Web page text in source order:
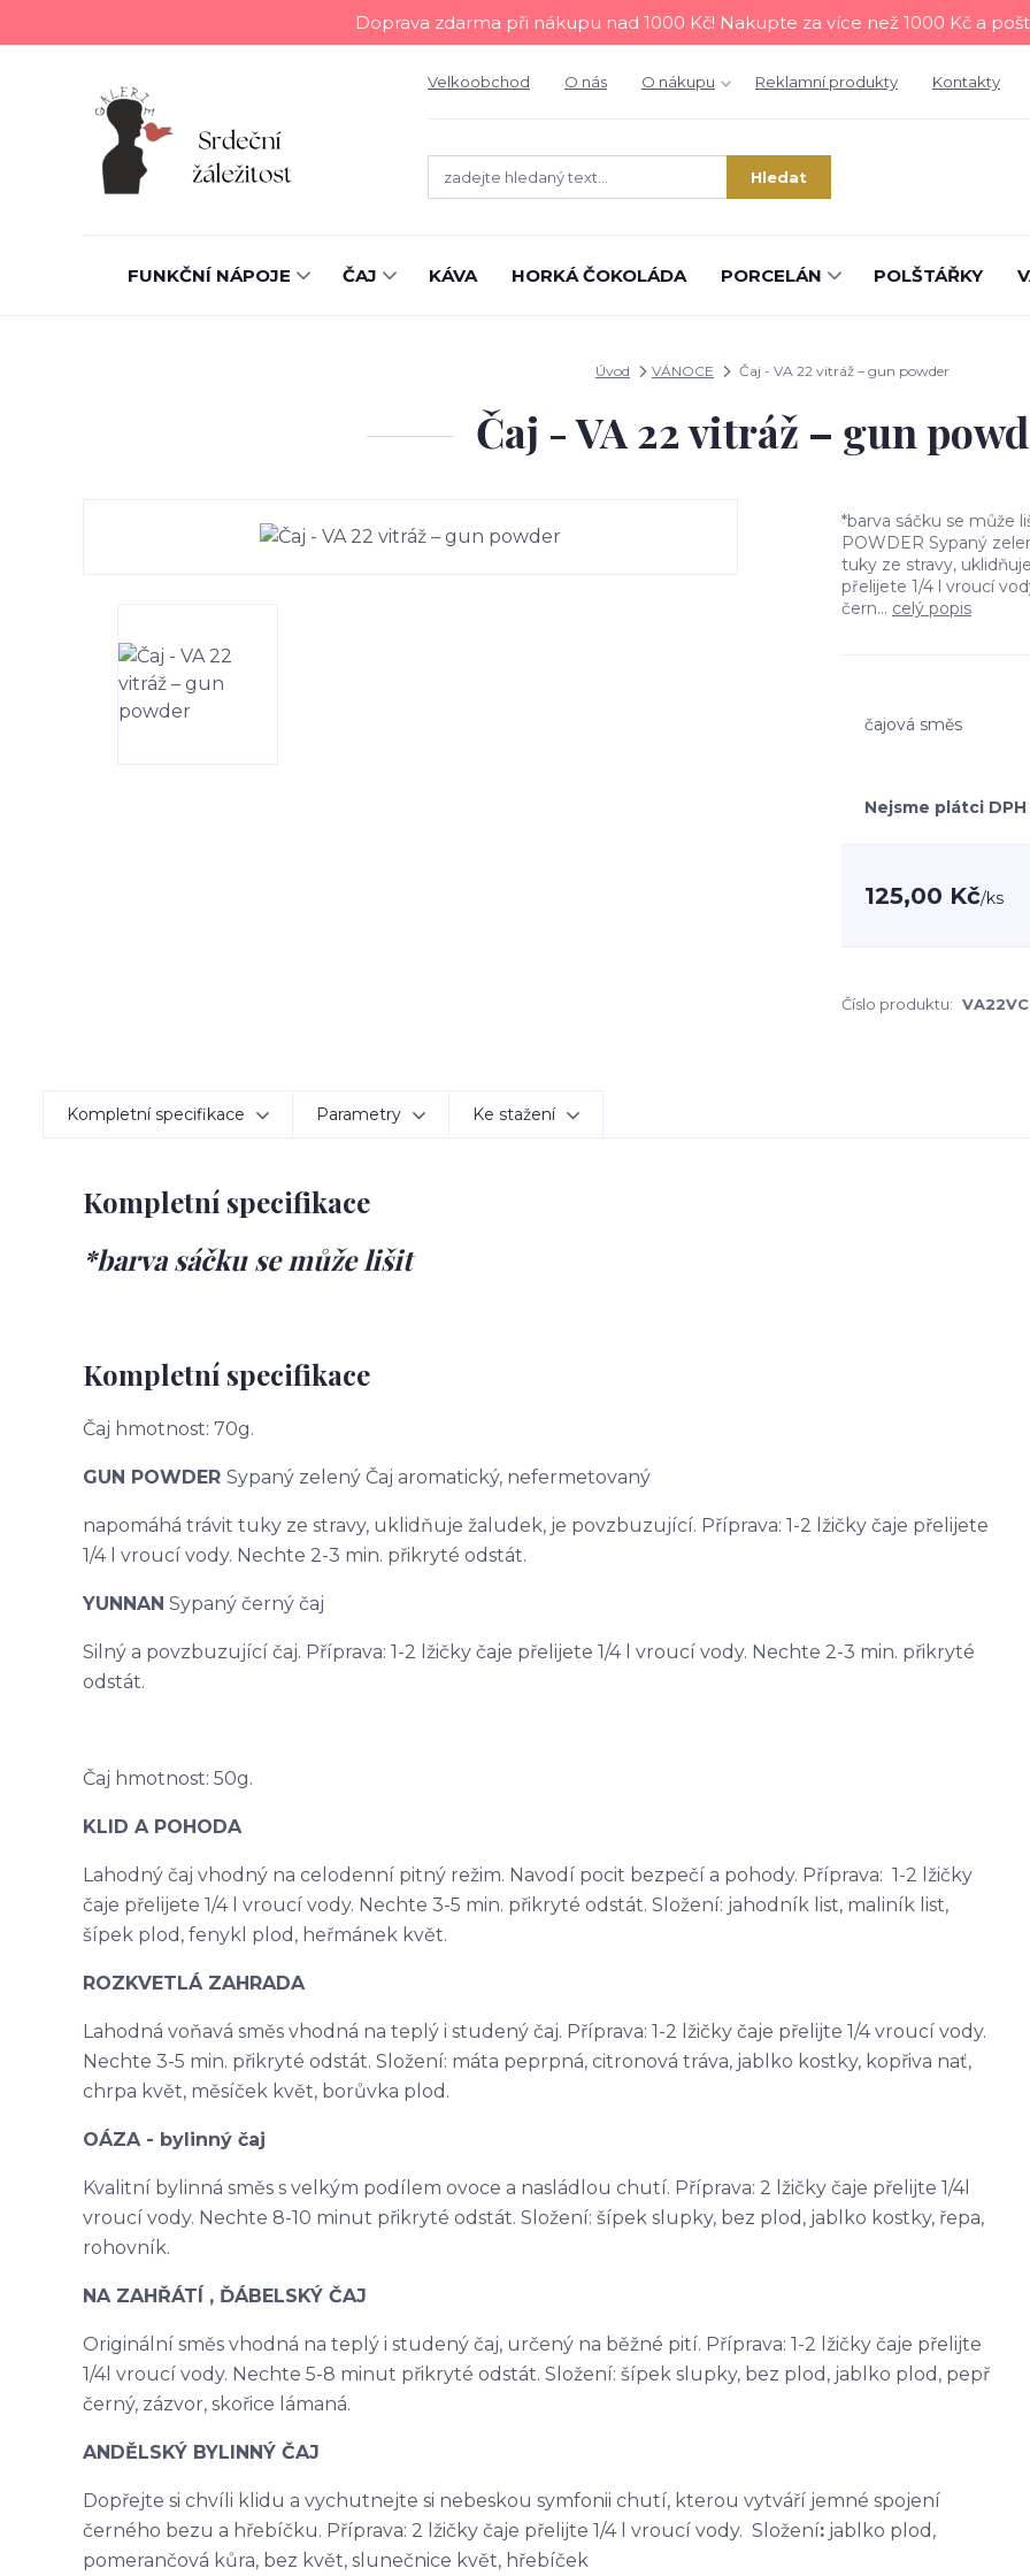
Doprava zdarma při nákupu nad 1000 Kč! Nakupte za více než 1000 Kč a
Velkoobchod O nás O nákupu Reklamní produkty Kontakty
Hledat
FUNKČNÍ NÁPOJE ČAJ KÁVA HORKÁ ČOKOLÁDA PORCELÁN POLŠTÁŘKY
Úvod VÁNOCE Čaj - VA 22 vitráž – gun powder
Čaj - VA 22 vitráž – gun
*barva sáčku se může
POWDER Sypaný
tuky ze stravy,
přelijete 1/4 l vroucí
čern... celý popis
čajová směs
Nejsme plátci DPH
125,00 Kč/ks
Číslo produktu:
Kompletní specifikace Parametry Ke stažení
Kompletní specifikace
*barva sáčku se může lišit
Kompletní specifikace
Čaj hmotnost: 70g.
GUN POWDER Sypaný zelený Čaj aromatický, nefermetovaný
napomáhá trávit tuky ze stravy, uklidňuje žaludek, je povzbuzující. Příprava: 1-2 lžičky čaje přelijete
1/4 l vroucí vody. Nechte 2-3 min. přikryté odstát.
YUNNAN Sypaný černý čaj
Silný a povzbuzující čaj. Příprava: 1-2 lžičky čaje přelijete 1/4 l vroucí vody. Nechte 2-3 min. přikryté
odstát.
Čaj hmotnost: 50g.
KLID A POHODA
Lahodný čaj vhodný na celodenní pitný režim. Navodí pocit bezpečí a pohody. Příprava: 1-2 lžičky
čaje přelijete 1/4 l vroucí vody. Nechte 3-5 min. přikryté odstát. Složení: jahodník list, maliník list,
šípek plod, fenykl plod, heřmánek květ.
ROZKVETLÁ ZAHRADA
Lahodná voňavá směs vhodná na teplý i studený čaj. Příprava: 1-2 lžičky čaje přelijte 1/4 vroucí vody.
Nechte 3-5 min. přikryté odstát. Složení: máta peprpná, citronová tráva, jablko kostky, kopřiva nať,
chrpa květ, měsíček květ, borůvka plod.
OÁZA - bylinný čaj
Kvalitní bylinná směs s velkým podílem ovoce a nasládlou chutí. Příprava: 2 lžičky čaje přelijte 1/4l
vroucí vody. Nechte 8-10 minut přikryté odstát. Složení: šípek slupky, bez plod, jablko kostky, řepa,
rohovník.
NA ZAHŘÁTÍ , ĎÁBELSKÝ ČAJ
Originální směs vhodná na teplý i studený čaj, určený na běžné pití. Příprava: 1-2 lžičky čaje přelijte
1/4l vroucí vody. Nechte 5-8 minut přikryté odstát. Složení: šípek slupky, bez plod, jablko plod, pepř
černý, zázvor, skořice lámaná.
ANDĚLSKÝ BYLINNÝ ČAJ
Dopřejte si chvíli klidu a vychutnejte si nebeskou symfonii chutí, kterou vytváří jemné spojení
černého bezu a hřebíčku. Příprava: 2 lžičky čaje přelijte 1/4 l vroucí vody. Složení: jablko plod,
pomerančová kůra, bez květ, slunečnice květ, hřebíček